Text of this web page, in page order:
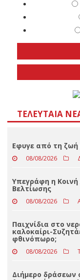
Πότε
εκλογές
ΤΕΛΕΥΤΑΊΑ
Eφυγε από τη
08/08/2026
Υπεγράφη η
Βελτίωσης
08/08/2026
καλοκαίρι-